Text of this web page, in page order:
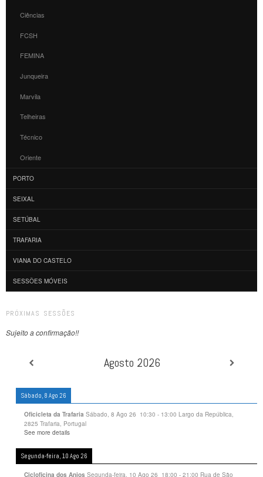
Ciências
FCSH
FEMINA
Junqueira
Marvila
Telheiras
Técnico
Oriente
PORTO
SEIXAL
SETÚBAL
TRAFARIA
VIANA DO CASTELO
SESSÕES MÓVEIS
PRÓXIMAS SESSÕES
Sujeito a confirmação!!
Agosto 2026
Sábado, 8 Ago 26
Oficicleta da Trafaria Sábado, 8 Ago 26 10:30 - 13:00 Largo da República,
2825 Trafaria, Portugal
See more details
Segunda-feira, 10 Ago 26
Cicloficina dos Anjos Segunda-feira, 10 Ago 26 18:00 - 21:00 Rua de São